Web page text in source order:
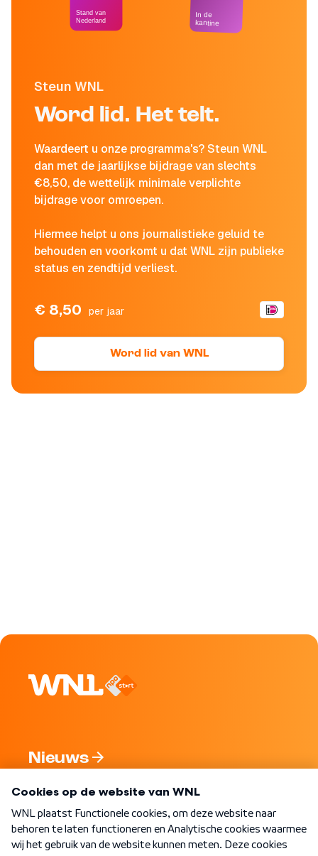
Steun WNL
Word lid. Het telt.
Waardeert u onze programma's? Steun WNL
dan met de jaarlijkse bijdrage van slechts
€8,50, de wettelijk minimale verplichte
bijdrage voor omroepen.
Hiermee helpt u ons journalistieke geluid te
behouden en voorkomt u dat WNL zijn publieke
status en zendtijd verliest.
€ 8,50 per jaar
Word lid van WNL
Stand van
Nederland
In de
kantine
Nieuws
Nieuwsbrief
Word Lid